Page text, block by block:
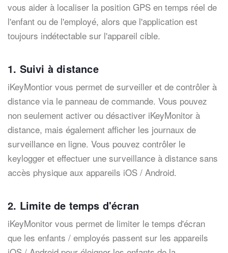
vous aider à localiser la position GPS en temps réel de
l'enfant ou de l'employé, alors que l'application est
toujours indétectable sur l'appareil cible.
1. Suivi à distance
iKeyMontior vous permet de surveiller et de contrôler à
distance via le panneau de commande. Vous pouvez
non seulement activer ou désactiver iKeyMonitor à
distance, mais également afficher les journaux de
surveillance en ligne. Vous pouvez contrôler le
keylogger et effectuer une surveillance à distance sans
accès physique aux appareils iOS / Android.
2. Limite de temps d'écran
iKeyMonitor vous permet de limiter le temps d'écran
que les enfants / employés passent sur les appareils